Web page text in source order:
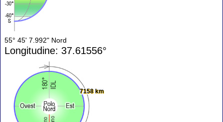
55° 45' 7.992" Nord
Longitudine: 37.61556°
7158 km